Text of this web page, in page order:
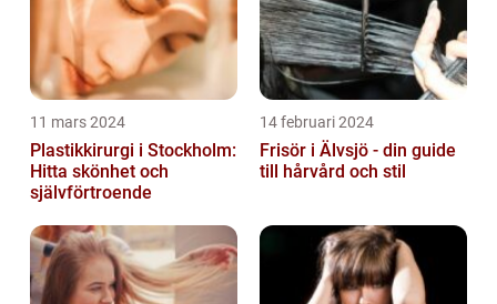
11 mars 2024
Plastikkirurgi i Stockholm:
Hitta skönhet och
självförtroende
14 februari 2024
Frisör i Älvsjö - din guide
till hårvård och stil